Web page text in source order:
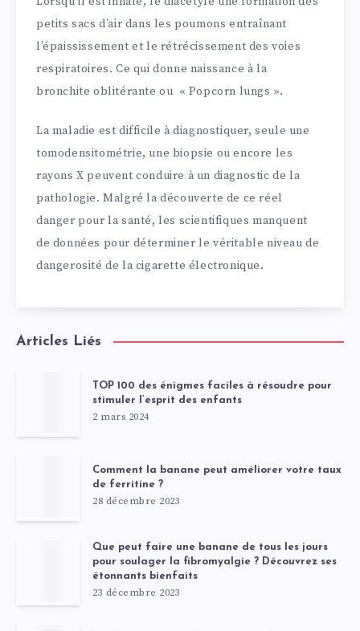
petits sacs d’air dans les poumons entraînant
l’épaississement et le rétrécissement des voies
respiratoires. Ce qui donne naissance à la
bronchite oblitérante ou « Popcorn lungs ».
La maladie est difficile à diagnostiquer, seule une
tomodensitométrie, une biopsie ou encore les
rayons X peuvent conduire à un diagnostic de la
pathologie. Malgré la découverte de ce réel
danger pour la santé, les scientifiques manquent
de données pour déterminer le véritable niveau de
dangerosité de la cigarette électronique.
Articles Liés
TOP 100 des énigmes faciles à résoudre pour
stimuler l’esprit des enfants
2 mars 2024
Comment la banane peut améliorer votre taux
de ferritine ?
28 décembre 2023
Que peut faire une banane de tous les jours
pour soulager la fibromyalgie ? Découvrez ses
étonnants bienfaits
23 décembre 2023